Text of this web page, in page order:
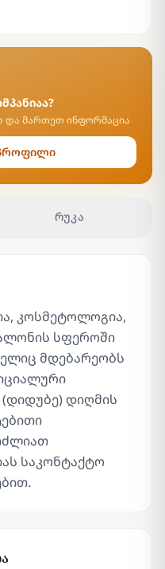
მართეთ ინფორმაცია
რუკა
კოსმეტოლოგია,
სფეროში
მდებარეობს
დიღმის
საკონტაქტო